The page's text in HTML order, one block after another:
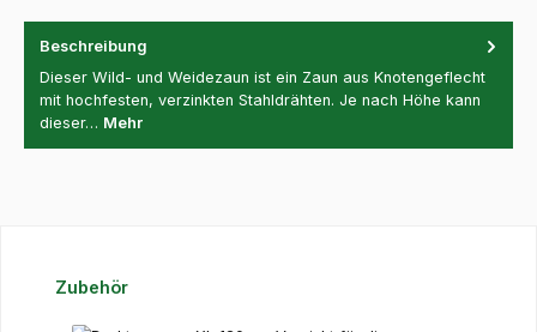
Beschreibung
Dieser Wild- und Weidezaun ist ein Zaun aus Knotengeflecht
mit hochfesten, verzinkten Stahldrähten. Je nach Höhe kann
dieser… Mehr
Produktgalerie überspringen
Zubehör